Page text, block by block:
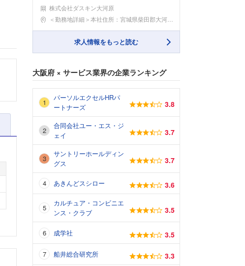
株式会社ダスキン大河原
勤務地＜勤務地詳細＞本社住所：宮城県柴田郡大河原町字小島
求人情報をもっと読む
大阪府 × サービス業界の企業ランキング
パーソルエクセルHRパ
ートナーズ
3.8
合同会社ユー・エス・ジ
ェイ
3.7
サントリーホールディン
グス
3.7
あきんどスシロー 3.6
カルチュア・コンビニエ
ンス・クラブ
3.5
成学社 3.5
船井総合研究所 3.3